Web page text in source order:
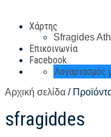
Χάρτης
Sfragides
Επικοινωνία
Facebook
Λογαριασμός
Αρχική σελίδα /
sfragiddes